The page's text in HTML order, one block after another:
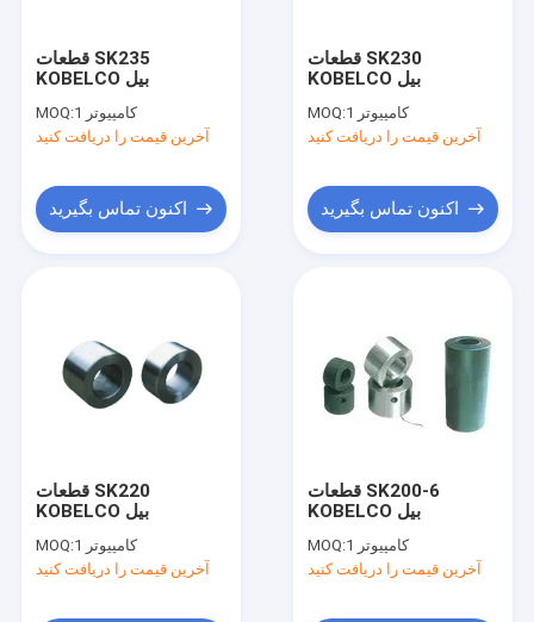
دربارهی ما
پمپ های پیستونی هیدرولیک
قطعات SK235
KOBELCO بیل
MOQ:
1 کامپیوتر
آخرین قیمت را دریافت کنید
اکنون تماس بگیرید
قطعات SK230
KOBELCO بیل
MOQ:
1 کامپیوتر
آخرین قیمت را دریافت کنید
اکنون تماس بگیرید
قطعات SK220
KOBELCO بیل
MOQ:
1 کامپیوتر
آخرین قیمت را دریافت کنید
قطعات SK200-6
KOBELCO بیل
MOQ:
1 کامپیوتر
آخرین قیمت را دریافت کنید